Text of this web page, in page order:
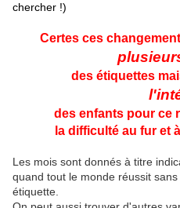
chercher !)
Certes ces
des étiquettes
des enfants pour ce
la difficulté au fur et
Les mois sont donnés à titre
quand tout le monde réussit
étiquette.